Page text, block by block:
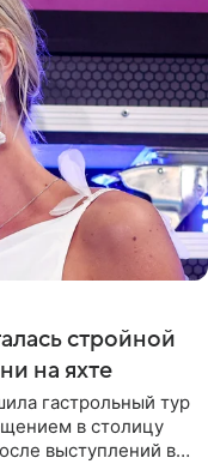
стройной
на яхте
гастрольный тур
в столицу
выступлений в